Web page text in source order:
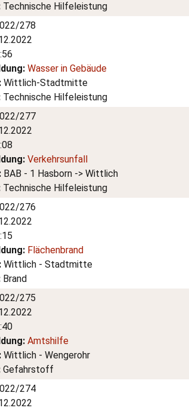
Technische Hilfeleistung
278
Wasser in Gebäude
Wittlich-Stadtmitte
Technische Hilfeleistung
277
Verkehrsunfall
BAB - 1 Hasborn -> Wittlich
Technische Hilfeleistung
276
Flächenbrand
Wittlich - Stadtmitte
Brand
275
Amtshilfe
Wittlich - Wengerohr
Gefahrstoff
274